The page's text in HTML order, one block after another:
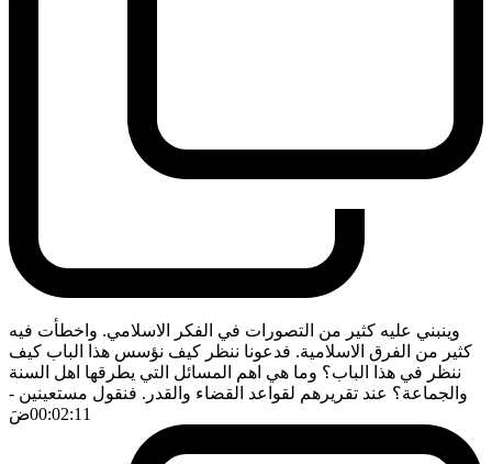
وينبني عليه كثير من التصورات في الفكر الاسلامي. واخطأت فيه
كثير من الفرق الاسلامية. فدعونا ننظر كيف نؤسس هذا الباب كيف
ننظر في هذا الباب؟ وما هي اهم المسائل التي يطرقها اهل السنة
والجماعة؟ عند تقريرهم لقواعد القضاء والقدر. فنقول مستعينين -
00:02:11ضَ